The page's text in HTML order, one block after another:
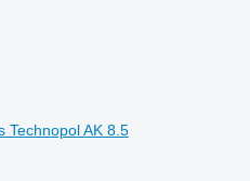
Technopol AK 8.5